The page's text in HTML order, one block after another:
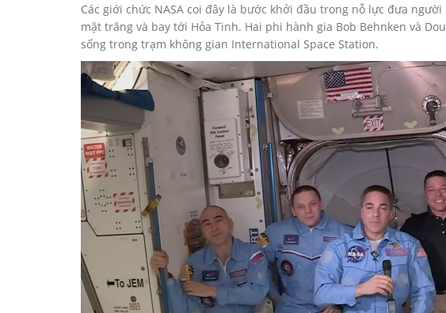
Các giới chức NASA coi đây là bước khởi đầu trong nỗ lực đưa
mặt trăng và bay tới Hỏa Tinh. Hai phi hành gia Bob Behnken và
sống trong trạm không gian International Space Station.